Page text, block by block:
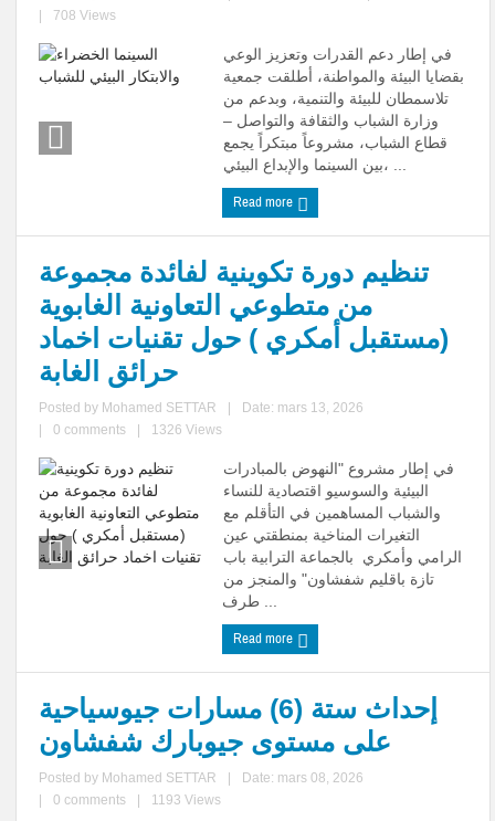
708 Views
في إطار دعم القدرات وتعزيز الوعي
بقضايا البيئة والمواطنة، أطلقت جمعية
تلاسمطان للبيئة والتنمية، وبدعم من
وزارة الشباب والثقافة والتواصل –
قطاع الشباب، مشروعاً مبتكراً يجمع
بين السينما والإبداع البيئي، ...
Read more
تنظيم دورة تكوينية لفائدة مجموعة
من متطوعي التعاونية الغابوية
(مستقبل أمكري ) حول تقنيات اخماد
حرائق الغابة
Posted by Mohamed SETTAR
Date: mars 13, 2026
0 comments 1326 Views
في إطار مشروع "النهوض بالمبادرات
البيئية والسوسيو اقتصادية للنساء
والشباب المساهمين في التأقلم مع
التغيرات المناخية بمنطقتي عين
الرامي وأمكري بالجماعة الترابية باب
تازة باقليم شفشاون" والمنجز من
Read more
إحداث ستة (6) مسارات جيوسياحية
على مستوى جيوبارك شفشاون
Posted by Mohamed SETTAR
Date: mars 08, 2026
0 comments 1193 Views